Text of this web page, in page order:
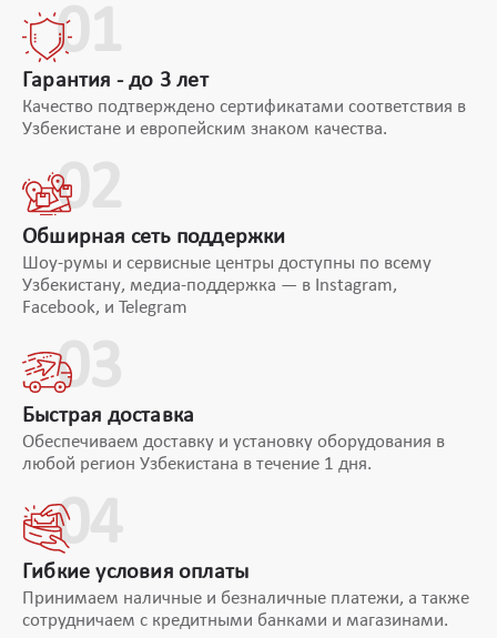
01
Гарантия - до 3 лет
Качество подтверждено сертификатами соответствия в
Узбекистане и европейским знаком качества.
02
Обширная сеть поддержки
Шоу-румы и сервисные центры доступны по всему
Узбекистану, медиа-поддержка — в Instagram,
Facebook, и Telegram
03
Быстрая доставка
Обеспечиваем доставку и установку оборудования в
любой регион Узбекистана в течение 1 дня.
04
Гибкие условия оплаты
Принимаем наличные и безналичные платежи, а также
сотрудничаем с кредитными банками и магазинами.